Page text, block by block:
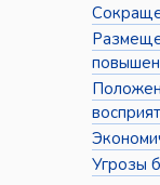
Угрозы